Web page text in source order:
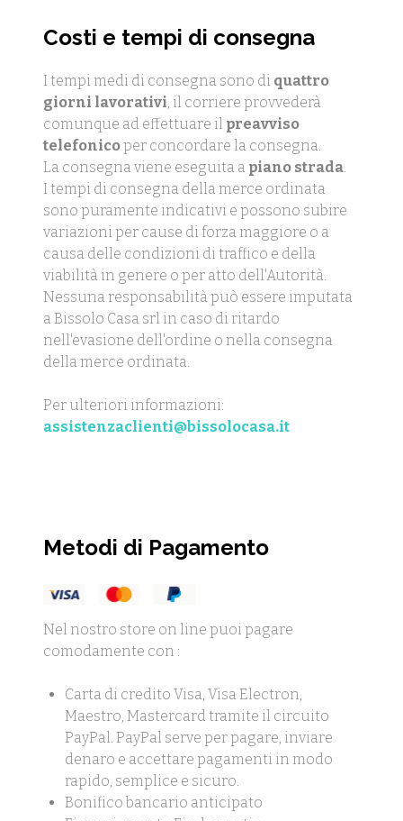
Costi e tempi di consegna
I tempi medi di consegna sono di quattro
giorni lavorativi, il corriere provvederà
comunque ad effettuare il preavviso
telefonicoper concordare la consegna.
La consegna viene eseguita a piano strada.
I tempi di consegna della merce ordinata
sono puramente indicativi e possono subire
variazioni per cause di forza maggiore o a
causa delle condizioni di traffico e della
viabilità in genere o per atto dell'Autorità.
Nessuna responsabilità può essere imputata
a Bissolo Casa srl in caso di ritardo
nell'evasione dell'ordine o nella consegna
della merce ordinata.
Per ulteriori informazioni:
assistenzaclienti@bissolocasa.it
Metodi di Pagamento
Nel nostro store on line puoi pagare
comodamente con :
Carta di credito Visa, Visa Electron,
Maestro, Mastercard tramite il circuito
PayPal. PayPal serve per pagare, inviare
denaro e accettare pagamenti in modo
rapido, semplice e sicuro.
Bonifico bancario anticipato